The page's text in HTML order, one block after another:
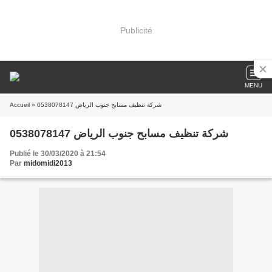
Publicité
MENU
Accueil » شركة تنظيف مسابح جنوب الرياض 0538078147
شركة تنظيف مسابح جنوب الرياض 0538078147
Publié le 30/03/2020 à 21:54
Par midomidi2013